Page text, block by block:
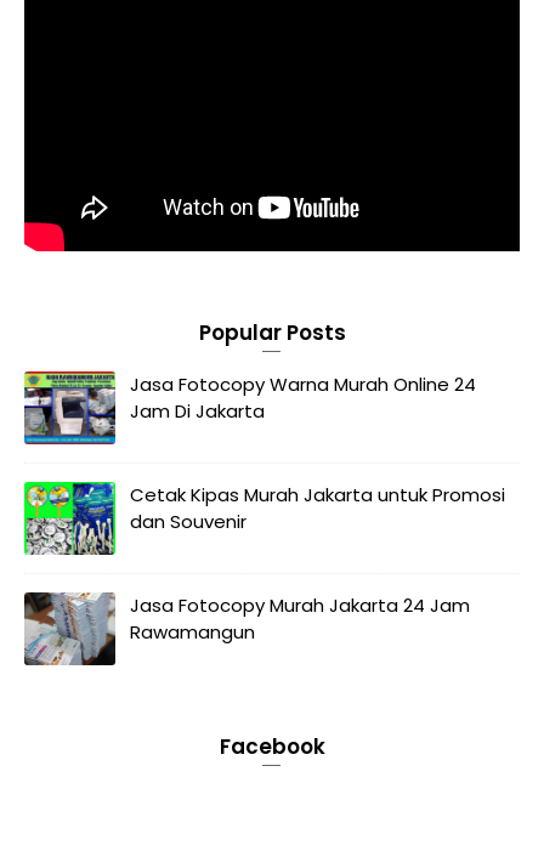
Popular Posts
Jasa Fotocopy Warna Murah Online 24
Jam Di Jakarta
Cetak Kipas Murah Jakarta untuk Promosi
dan Souvenir
Jasa Fotocopy Murah Jakarta 24 Jam
Rawamangun
Facebook